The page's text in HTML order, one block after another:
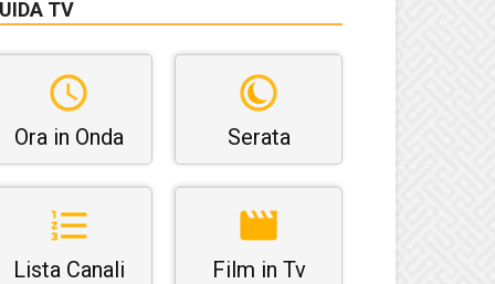
TV
Ora in Onda Serata
Lista Canali Film in Tv